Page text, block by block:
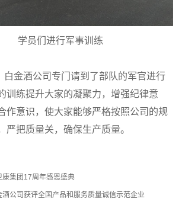
学员们进行军事训练
白金酒公司专门请到了部队的军官进行
训练提升大家的凝聚力，增强纪律意
作意识，使大家能够严格按照公司的规
严把质量关，确保生产质量。
康集团17周年感恩盛典
酒公司获评全国产品和服务质量诚信示范企业